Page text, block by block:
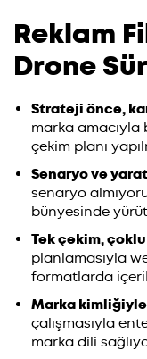
Reklam
Drone
Strateji önce,
marka amacıyla
çekim planı
Senaryo ve
senaryo
bünyesinde
Tek çekim,
planlamasıyla
formatlarda
Marka
çalışmasıyla
marka dili